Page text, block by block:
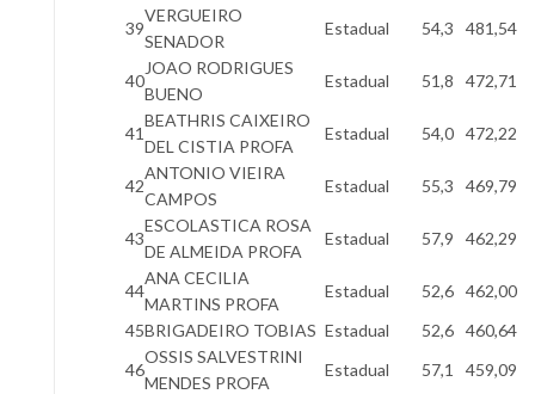
39
VERGUEIRO
SENADOR
Estadual 54,3 481,54
40
JOAO RODRIGUES
BUENO
Estadual 51,8 472,71
41
BEATHRIS CAIXEIRO
DEL CISTIA PROFA
Estadual 54,0 472,22
42
ANTONIO VIEIRA
CAMPOS
Estadual 55,3 469,79
43
ESCOLASTICA ROSA
DE ALMEIDA PROFA
Estadual 57,9 462,29
44
ANA CECILIA
MARTINS PROFA
Estadual 52,6 462,00
45BRIGADEIRO TOBIAS Estadual 52,6 460,64
46
OSSIS SALVESTRINI
MENDES PROFA
Estadual 57,1 459,09